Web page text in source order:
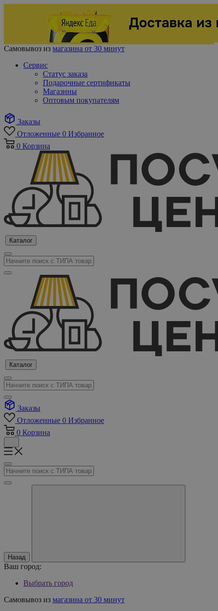
Самовывоз из магазина от 30 минут
Сервис
Статус заказа
Подарочные сертификаты
Магазины
Оптовым покупателям
Заказы
Отложенные 0 Избранное
0 Корзина
Каталог
Каталог
Заказы
Отложенные 0 Избранное
0 Корзина
Назад
Ваш город:
Выбрать город
Самовывоз из магазина от 30 минут